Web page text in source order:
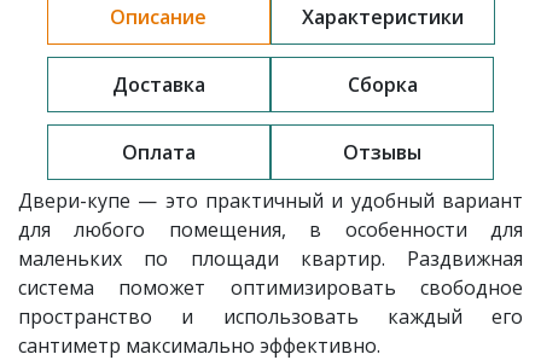
Описание Характеристики
Доставка Сборка
Оплата
Отзывы
Двери-купе — это практичный и удобный вариант
для любого помещения, в особенности для
маленьких по площади квартир. Раздвижная
система поможет оптимизировать свободное
пространство и использовать каждый его
сантиметр максимально эффективно.